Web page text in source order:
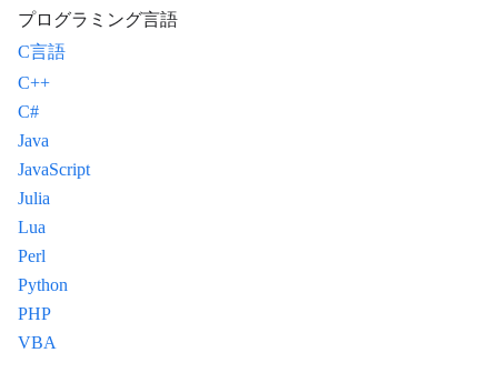
プログラミング言語
C言語
C++
C#
Java
JavaScript
Julia
Lua
Perl
Python
PHP
VBA